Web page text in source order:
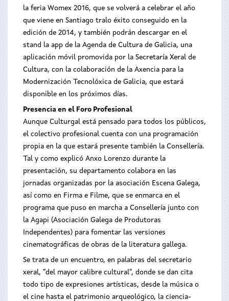
la feria Womex 2016, que se volverá a celebrar el año
que viene en Santiago tralo éxito conseguido en la
edición de 2014, y también podrán descargar en el
stand la app de la Agenda de Cultura de Galicia, una
aplicación móvil promovida por la Secretaría Xeral de
Cultura, con la colaboración de la Axencia para la
Modernización Tecnolóxica de Galicia, que estará
disponible en los próximos días.
Presencia en el Foro Profesional
Aunque Culturgal está pensado para todos los públicos,
el colectivo profesional cuenta con una programación
propia en la que estará presente también la Consellería.
Tal y como explicó Anxo Lorenzo durante la
presentación, su departamento colabora en las
jornadas organizadas por la asociación Escena Galega,
así como en Firma e Filme, que se enmarca en el
programa que puso en marcha a Consellería junto con
la Agapi (Asociación Galega de Produtoras
Independentes) para fomentar las versiones
cinematográficas de obras de la literatura gallega.
Se trata de un encuentro, en palabras del secretario
xeral, "del mayor calibre cultural", donde se dan cita
todo tipo de expresiones artísticas, desde la música o
el cine hasta el patrimonio arqueológico, la ciencia-